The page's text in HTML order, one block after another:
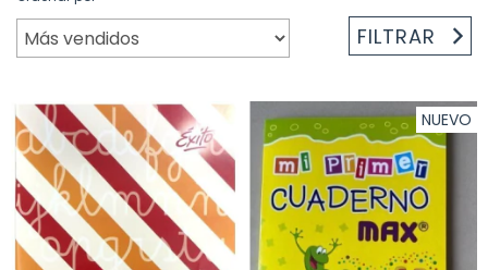
FILTRAR
NUEVO